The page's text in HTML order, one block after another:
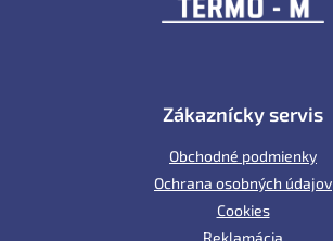
Zákaznícky servis
Obchodné podmienky
Ochrana osobných údajov
Cookies
Reklamácia